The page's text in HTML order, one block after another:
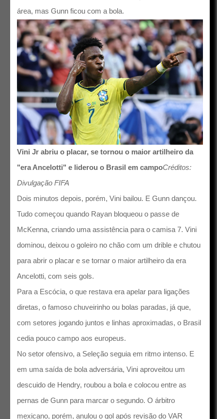
área, mas Gunn ficou com a bola.
Vini Jr abriu o placar, se tornou o maior artilheiro da
"era Ancelotti" e liderou o Brasil em campoCréditos:
Divulgação FIFA
Dois minutos depois, porém, Vini bailou. E Gunn dançou.
Tudo começou quando Rayan bloqueou o passe de
McKenna, criando uma assistência para o camisa 7. Vini
dominou, deixou o goleiro no chão com um drible e chutou
para abrir o placar e se tornar o maior artilheiro da era
Ancelotti, com seis gols.
Para a Escócia, o que restava era apelar para ligações
diretas, o famoso chuveirinho ou bolas paradas, já que,
com setores jogando juntos e linhas aproximadas, o Brasil
cedia pouco campo aos europeus.
No setor ofensivo, a Seleção seguia em ritmo intenso. E
em uma saída de bola adversária, Vini aproveitou um
descuido de Hendry, roubou a bola e colocou entre as
pernas de Gunn para marcar o segundo. O árbitro
mexicano, porém, anulou o gol após revisão do VAR